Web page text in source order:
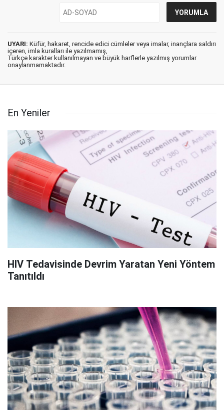
UYARI: Küfür, hakaret, rencide edici cümleler veya imalar, inançlara saldırı
içeren, imla kuralları ile yazılmamış,
Türkçe karakter kullanılmayan ve büyük harflerle yazılmış yorumlar
onaylanmamaktadır.
En Yeniler
HIV Tedavisinde Devrim Yaratan Yeni Yöntem
Tanıtıldı